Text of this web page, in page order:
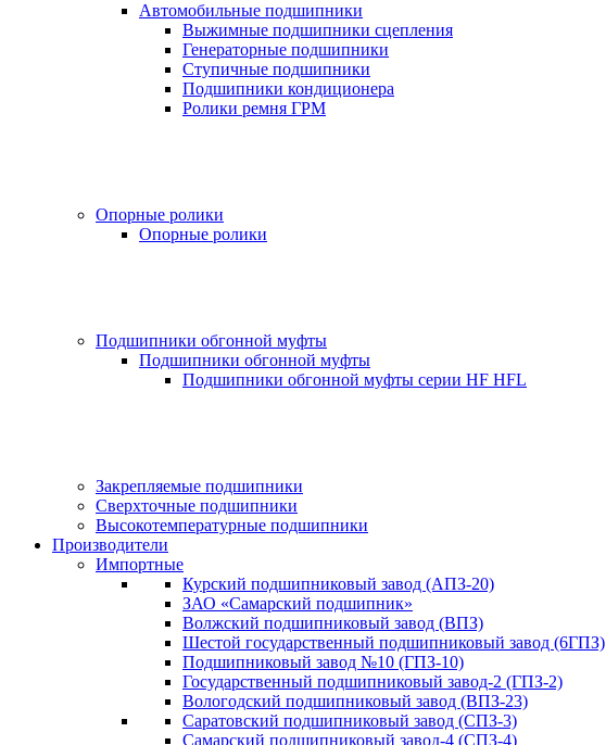
Автомобильные подшипники
Выжимные подшипники сцепления
Генераторные подшипники
Ступичные подшипники
Подшипники кондиционера
Ролики ремня ГРМ
Опорные ролики
Опорные ролики
Подшипники обгонной муфты
Подшипники обгонной муфты
Подшипники обгонной муфты серии HF HFL
Закрепляемые подшипники
Сверхточные подшипники
Высокотемпературные подшипники
Производители
Импортные
Курский подшипниковый завод (АПЗ-20)
ЗАО «Самарский подшипник»
Волжский подшипниковый завод (ВПЗ)
Шестой государственный подшипниковый завод (6ГПЗ)
Подшипниковый завод №10 (ГПЗ-10)
Государственный подшипниковый завод-2 (ГПЗ-2)
Вологодский подшипниковый завод (ВПЗ-23)
Саратовский подшипниковый завод (СПЗ-3)
Самарский подшипниковый завод-4 (СПЗ-4)